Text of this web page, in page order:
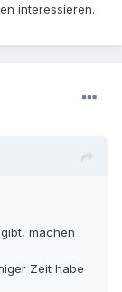
interessieren.
machen
Zeit habe